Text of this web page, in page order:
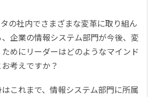
の社内でさまざまな変革に取り組ん
企業の情報システム部門が今後、変
めにリーダーはどのようなマインド
考えですか？
これまで、情報システム部門に所属